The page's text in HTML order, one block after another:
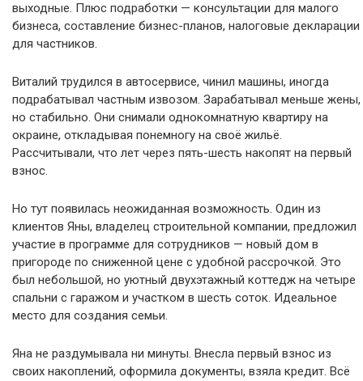
выходные. Плюс подработки — консультации для малого
бизнеса, составление бизнес-планов, налоговые декларации
для частников.
Виталий трудился в автосервисе, чинил машины, иногда
подрабатывал частным извозом. Зарабатывал меньше жены,
но стабильно. Они снимали однокомнатную квартиру на
окраине, откладывая понемногу на своё жильё.
Рассчитывали, что лет через пять-шесть накопят на первый
взнос.
Но тут появилась неожиданная возможность. Один из
клиентов Яны, владелец строительной компании, предложил
участие в программе для сотрудников — новый дом в
пригороде по сниженной цене с удобной рассрочкой. Это
был небольшой, но уютный двухэтажный коттедж на четыре
спальни с гаражом и участком в шесть соток. Идеальное
место для создания семьи.
Яна не раздумывала ни минуты. Внесла первый взнос из
своих накоплений, оформила документы, взяла кредит. Всё